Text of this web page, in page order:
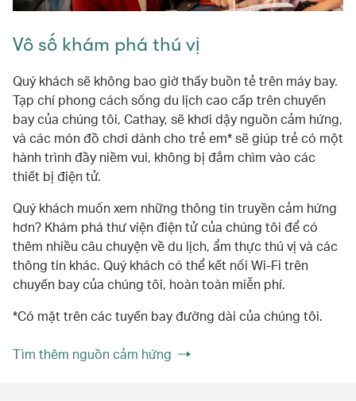
Vô số khám phá thú vị
Quý khách sẽ không bao giờ thấy buồn tẻ trên máy bay.
Tạp chí phong cách sống du lịch cao cấp trên chuyến
bay của chúng tôi, Cathay, sẽ khơi dậy nguồn cảm hứng,
và các món đồ chơi dành cho trẻ em* sẽ giúp trẻ có một
hành trình đầy niềm vui, không bị đắm chìm vào các
thiết bị điện tử.
Quý khách muốn xem những thông tin truyền cảm hứng
hơn? Khám phá thư viện điện tử của chúng tôi để có
thêm nhiều câu chuyện về du lịch, ẩm thực thú vị và các
thông tin khác. Quý khách có thể kết nối Wi-Fi trên
chuyến bay của chúng tôi, hoàn toàn miễn phí.
*Có mặt trên các tuyến bay đường dài của chúng tôi.
Tìm thêm nguồn cảm hứng